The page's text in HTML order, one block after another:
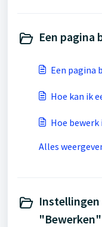
Een pagina
Een pagina
Hoe kan ik
Hoe
Alles
Instellingen